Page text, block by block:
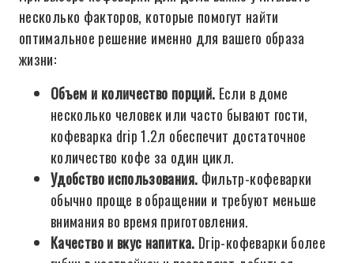
несколько факторов, которые помогут найти
оптимальное решение именно для вашего образа
жизни:
Объем и количество порций. Если в доме
несколько человек или часто бывают гости,
кофеварка drip 1.2л обеспечит достаточное
количество кофе за один цикл.
Удобство использования. Фильтр-кофеварки
обычно проще в обращении и требуют меньше
внимания во время приготовления.
Качество и вкус напитка. Drip-кофеварки более